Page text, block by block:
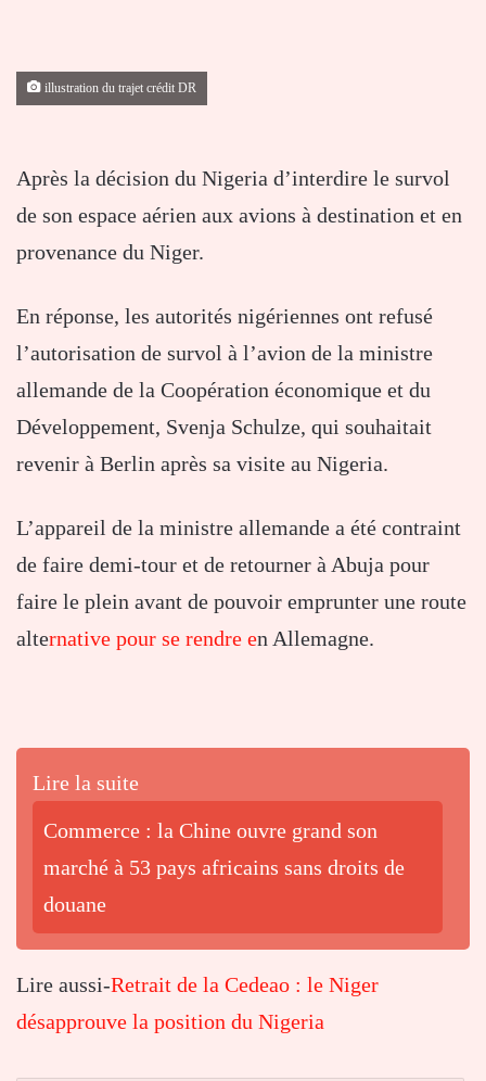
illustration du trajet crédit DR
Après la décision du Nigeria d’interdire le survol
de son espace aérien aux avions à destination et en
provenance du Niger.
En réponse, les autorités nigériennes ont refusé
l’autorisation de survol à l’avion de la ministre
allemande de la Coopération économique et du
Développement, Svenja Schulze, qui souhaitait
revenir à Berlin après sa visite au Nigeria.
L’appareil de la ministre allemande a été contraint
de faire demi-tour et de retourner à Abuja pour
faire le plein avant de pouvoir emprunter une route
alternative pour se rendre en Allemagne.
Lire la suite
Commerce : la Chine ouvre grand son
marché à 53 pays africains sans droits de
douane
Lire aussi-Retrait de la Cedeao : le Niger
désapprouve la position du Nigeria